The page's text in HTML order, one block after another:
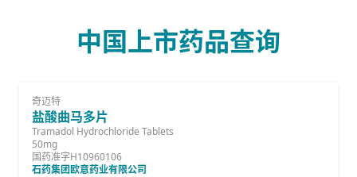
中国上市药品查询
奇迈特
盐酸曲马多片
Tramadol Hydrochloride Tablets
50mg
国药准字H10960106
石药集团欧意药业有限公司